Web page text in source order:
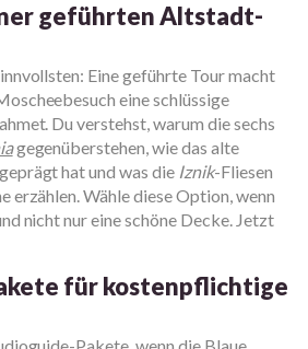
geführten Altstadt-
Eine geführte Tour macht
eine schlüssige
Du verstehst, warum die sechs
gegenüberstehen, wie das alte
hat und was die Iznik-Fliesen
erzählen. Wähle diese Option, wenn
nicht nur eine schöne Decke. Jetzt
für kostenpflichtige